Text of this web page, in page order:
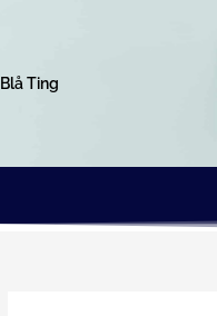
Blå Ting